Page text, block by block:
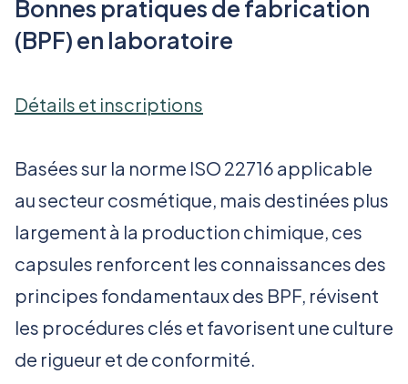
Bonnes pratiques de fabrication
(BPF) en laboratoire
Détails et inscriptions
Basées sur la norme ISO 22716 applicable
au secteur cosmétique, mais destinées plus
largement à la production chimique, ces
capsules renforcent les connaissances des
principes fondamentaux des BPF, révisent
les procédures clés et favorisent une culture
de rigueur et de conformité.